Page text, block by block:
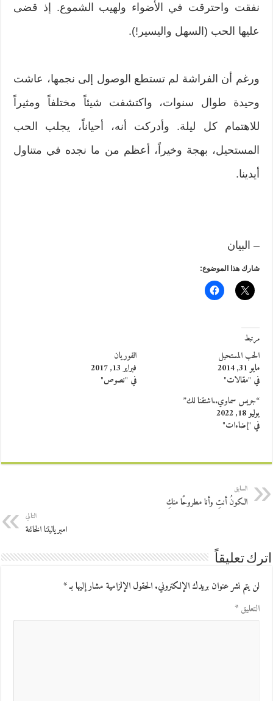
نفقت واحترقت في الأضواء ولهيب الشموع. إذ قضى
عليها الحب (السهل واليسير!).
ورغم أن الفراشة لم تستطع الوصول إلى نجمها، عاشت
وحيدة طوال سنوات، واكتشفت شيئاً مختلفاً ومثيراً
للاهتمام كل ليلة. وأدركت أنه، أحياناً، يجلب الحب
المستحيل، بهجة وخيراً، أعظم من ما نجده في متناول
أيدينا.
– البيان
شارك هذا الموضوع:
مرتبط
الحب المستحيل
مايو 31, 2014
في "مقالات"
الفوريان
فبراير 13, 2017
في "نصوص"
“جريس سماوي..اشتقنا لك”
يوليو 18, 2022
في "إضاءات"
السابق
الكونُ أنتِ وأنا مطروحًا منكِ
التالي
امبرياليتنا الخائنة
اترك تعليقاً
لن يتم نشر عنوان بريدك الإلكتروني.الحقول الإلزامية مشار إليها بـ*
التعليق*